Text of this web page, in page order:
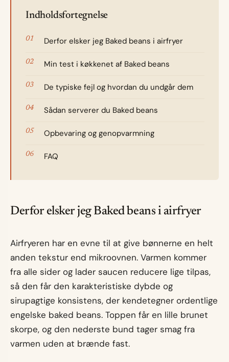
Indholdsfortegnelse
Derfor elsker jeg Baked beans i airfryer
Min test i køkkenet af Baked beans
De typiske fejl og hvordan du undgår dem
Sådan serverer du Baked beans
Opbevaring og genopvarmning
FAQ
Derfor elsker jeg Baked beans i airfryer
Airfryeren har en evne til at give bønnerne en helt
anden tekstur end mikroovnen. Varmen kommer
fra alle sider og lader saucen reducere lige tilpas,
så den får den karakteristiske dybde og
sirupagtige konsistens, der kendetegner ordentlige
engelske baked beans. Toppen får en lille brunet
skorpe, og den nederste bund tager smag fra
varmen uden at brænde fast.